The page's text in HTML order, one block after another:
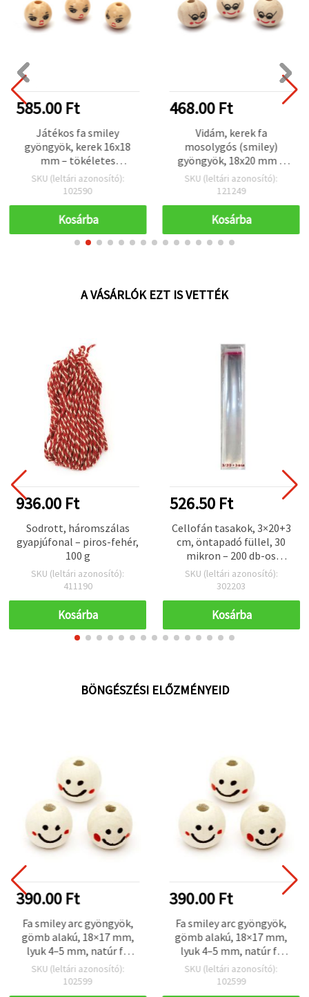
585.00 Ft
Játékos fa smiley
gyöngyök, kerek 16x18
mm – tökéletes
ékszerkészítéshez,
gyöngyfűzéshez és
lyuk 4,5 mm, 20 db-os
SKU (leltári azonosító):
102590
Kosárba
468.00 Ft
Vidám, kerek fa
mosolygós (smiley)
gyöngyök, 18x20 mm –
ékszerkészítéshez,
gyöngyfűzéshez és
mm; 10 db/csomag
SKU (leltári azonosító):
121249
Kosárba
A VÁSÁRLÓK EZT IS VETTÉK
936.00 Ft
Sodrott, háromszálas
gyapjúfonal – piros-fehér,
100 g
SKU (leltári azonosító):
411190
Kosárba
526.50 Ft
Cellofán tasakok, 3×20+3
cm, öntapadó füllel, 30
mikron – 200 db-os
csomag
SKU (leltári azonosító):
302203
Kosárba
BÖNGÉSZÉSI ELŐZMÉNYEID
390.00 Ft
Fa smiley arc gyöngyök,
gömb alakú, 18×17 mm,
lyuk 4–5 mm, natúr fa
színű – 20 db
SKU (leltári azonosító):
102599
390.00 Ft
Fa smiley arc gyöngyök,
gömb alakú, 18×17 mm,
lyuk 4–5 mm, natúr fa
színű – 20 db
SKU (leltári azonosító):
102599